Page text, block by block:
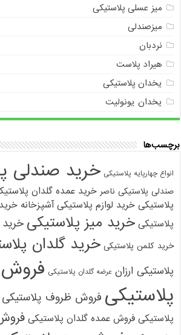
میز عسلی پلاستیکی
میزصندلی
نردبان
هیراد پلاست
یخدان پلاستیکی
یخدان یونولیت
برچسب‌ها
انواع چهارپایه پلاستیکی خرید صندلی
صندلی پلاستیکی ناصر خرید عمده گلدان
پلاستیکی خرید لوازم پلاستیکی آشپزخانه
پلاستیکی خرید میز پلاستیکی خرید
خرید کلمن پلاستیکی خرید گلدان
پلاستیکی ارزان عرضه گلدان پلاستیکی
پلاستیکی فروش ظروف پلاستیکی
پلاستیکی فروش عمده گلدان پلاستیکی